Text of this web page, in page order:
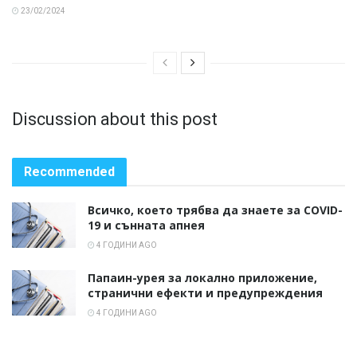
23/02/2024
Discussion about this post
Recommended
Всичко, което трябва да знаете за COVID-
19 и сънната апнея
4 ГОДИНИ AGO
Папаин-урея за локално приложение,
странични ефекти и предупреждения
4 ГОДИНИ AGO